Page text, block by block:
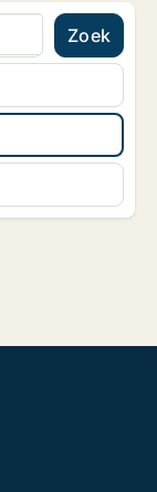
Zoek